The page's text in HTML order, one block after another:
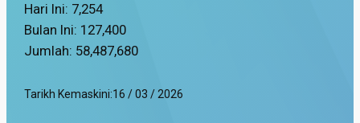
Hari Ini: 7,254
Bulan Ini: 127,400
Jumlah: 58,487,680
Tarikh Kemaskini:16 / 03 / 2026